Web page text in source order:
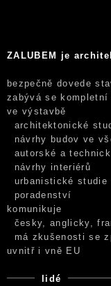
ZALUBEM je
bezpečně dovede
zabývá se
ve výstavbě
architektonické
návrhy budov ve
autorské a
návrhy interiérů
urbanistické studie
poradenství
komunikuje
česky, anglicky,
má zkušenosti se
uvnitř i vně EU
lidé